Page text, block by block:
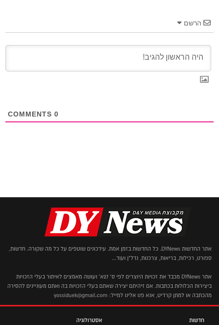
הרשם
0
אתר החדשות DYNews. כל החדשות בזמן אמת. עידכונים שוטפים על כל מה שקורה. חדשות,
ספורט, רכילות, בריאות, צרכנות, נדל"ן ועוד...
אתר DYNews מכבד את זכויות היוצרים לפי ס' 27א' ועושה מאמצים לאיתור בעלי הזכויות
ביצירות הכלולות בכתבות. אם זיהיתם יצירה שאתם בעלי הזכויות בה ואתם מעוניינים להסירה
מהכתבה או למתן קרדיט, אנא פנו אלינו למייל: yossiduek@gmail.com
חדשות אסטרולוגיה